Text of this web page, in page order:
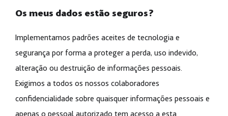
Os meus dados estão seguros?
Implementamos padrões aceites de tecnologia e
segurança por forma a proteger a perda, uso indevido,
alteração ou destruição de informações pessoais.
Exigimos a todos os nossos colaboradores
confidencialidade sobre quaisquer informações pessoais e
apenas o pessoal autorizado tem acesso a esta